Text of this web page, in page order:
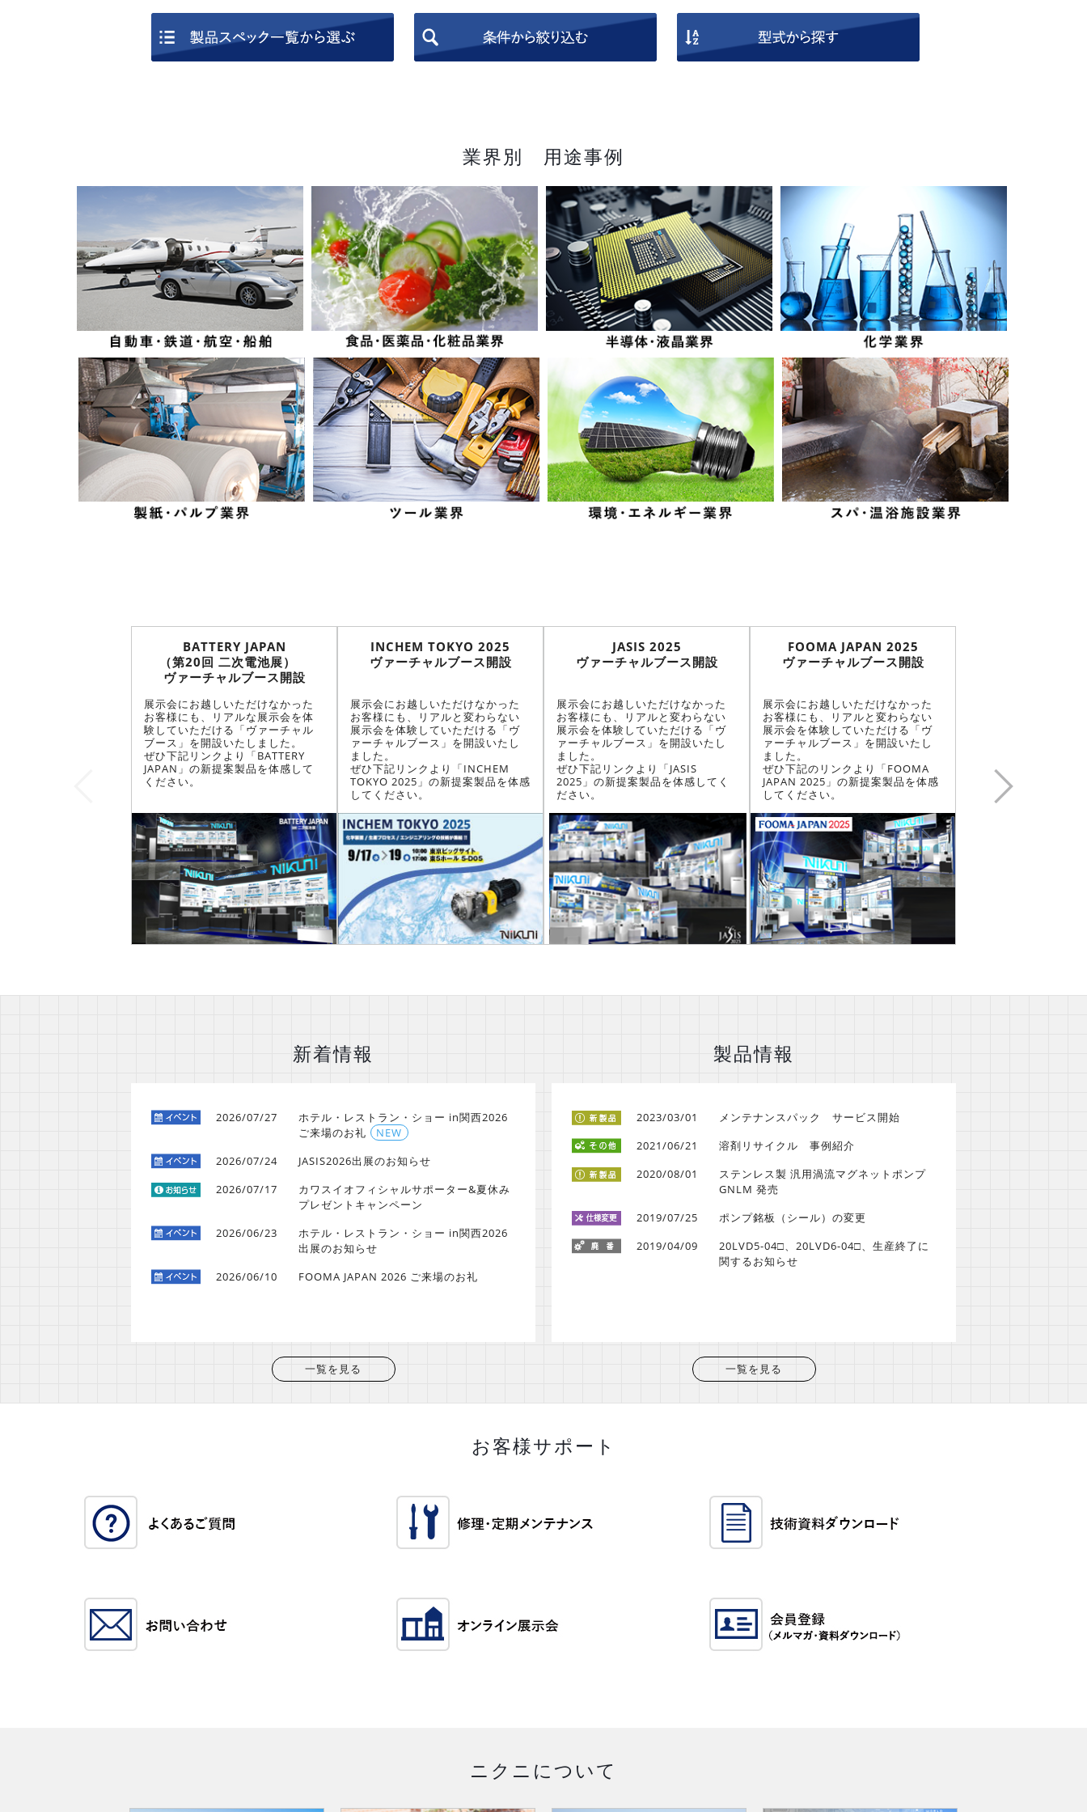
業界別 用途事例
BATTERY JAPAN
（第20回 二次電池展）
ヴァーチャルブース開設
展示会にお越しいただけなかった
お客様にも、リアルな展示会を体
験していただける「ヴァーチャル
ブース」を開設いたしました。
ぜひ下記リンクより「BATTERY
JAPAN」の新提案製品を体感して
ください。
INCHEM TOKYO 2025
ヴァーチャルブース開設
展示会にお越しいただけなかった
お客様にも、リアルと変わらない
展示会を体験していただける「ヴ
ァーチャルブース」を開設いたし
ました。
ぜひ下記リンクより「INCHEM
TOKYO 2025」の新提案製品を体感
してください。
JASIS 2025
ヴァーチャルブース開設
展示会にお越しいただけなかった
お客様にも、リアルと変わらない
展示会を体験していただける「ヴ
ァーチャルブース」を開設いたし
ました。
ぜひ下記リンクより「JASIS
2025」の新提案製品を体感してく
ださい。
FOOMA JAPAN 2025
ヴァーチャルブース開設
展示会にお越しいただけなかった
お客様にも、リアルと変わらない
展示会を体験していただける「ヴ
ァーチャルブース」を開設いたし
ました。
ぜひ下記のリンクより「FOOMA
JAPAN 2025」の新提案製品を体感
してください。
ンドブックもこちら
ード可能です。
Next
新着情報
2026/07/27
ホテル・レストラン・ショー in関西2026
ご来場のお礼
NEW
2026/07/24
JASIS2026出展のお知らせ
2026/07/17
カワスイオフィシャルサポーター&夏休み
プレゼントキャンペーン
2026/06/23
ホテル・レストラン・ショー in関西2026
出展のお知らせ
2026/06/10
FOOMA JAPAN 2026 ご来場のお礼
一覧を見る
製品情報
2023/03/01
メンテナンスパック サービス開始
2021/06/21
溶剤リサイクル 事例紹介
2020/08/01
ステンレス製 汎用渦流マグネットポンプ
GNLM 発売
2019/07/25
ポンプ銘板（シール）の変更
2019/04/09
20LVD5-04□、20LVD6-04□、生産終了に
関するお知らせ
一覧を見る
お客様サポート
ニクニについて